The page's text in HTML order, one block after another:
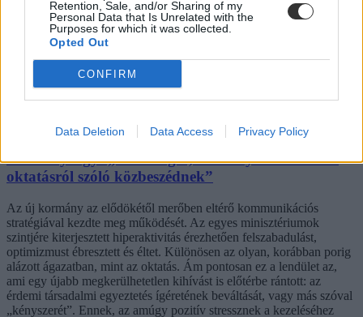
Retention, Sale, and/or Sharing of my
Personal Data that Is Unrelated with the
Purposes for which it was collected.
Opted Out
CONFIRM
Data Deletion Data Access Privacy Policy
Hozzászólások
Hana György: „Méltóságot, tekintélyt kell adni az
oktatásról szóló közbeszédnek”
Az új kormány az elődökétől merőben eltérő kommunikációs
stratégiával kezdte meg működését. Az egyes minisztériumok
szintjére kiterjesztett hiperaktivitás érezhetően felszabadulást,
optimizmust ébresztett és éltet. Különösen az olyan, korábban porig
alázott ágazatban, mint az oktatás. Ám pontosan ez a lendület az,
ami egy újabb megkerülhetetlen kihívást is előtérbe rántott: az
érdemi társadalmi egyeztetés ígéretének beváltását, vagy más szóval
„kényszerét”. Ennek, az amúgy pozitív stressznek a kezeléséhez